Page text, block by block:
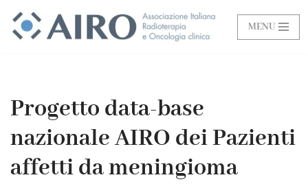
Vai
MENU
Progetto data-base
nazionale AIRO dei Pazienti
affetti da meningioma